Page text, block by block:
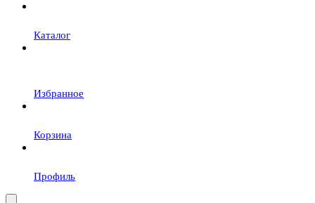
Каталог
Избранное
Корзина
Профиль